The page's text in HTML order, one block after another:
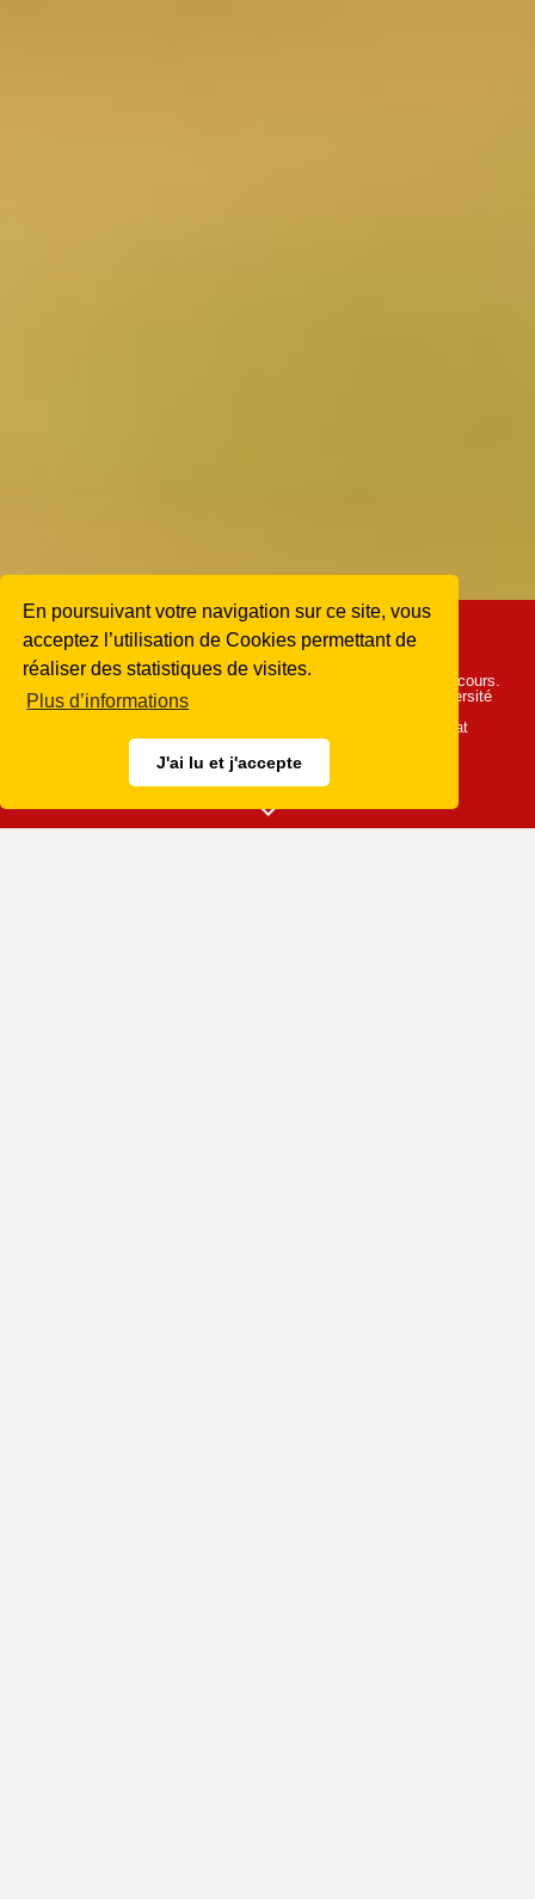
En poursuivant votre navigation sur ce site, vous
acceptez l’utilisation de Cookies permettant de
réaliser des statistiques de visites.
Plus d’informations
J'ai lu et j'accepte
Appel à candidatures
Le Prix de la Chambre des Notaires de Genève est mis au concours.
Il est destiné à récompenser une thèse de doctorat d’une Université
suisse en relation avec la pratique du notariat. Les personnes
intéressées sont invitées à faire acte de candidature. Le Lauréat
recevra un prix de CHF 4'000.-.
Je suis intéressé-e